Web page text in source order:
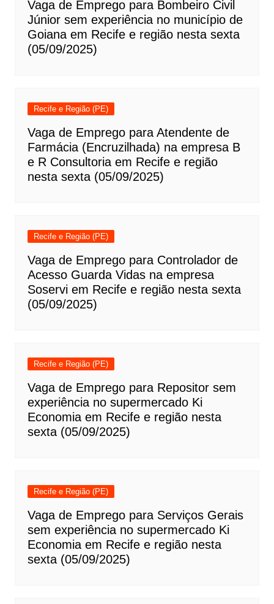
Vaga de Emprego para Bombeiro Civil
Júnior sem experiência no município de
Goiana em Recife e região nesta sexta
(05/09/2025)
Recife e Região (PE)
Vaga de Emprego para Atendente de
Farmácia (Encruzilhada) na empresa B
e R Consultoria em Recife e região
nesta sexta (05/09/2025)
Recife e Região (PE)
Vaga de Emprego para Controlador de
Acesso Guarda Vidas na empresa
Soservi em Recife e região nesta sexta
(05/09/2025)
Recife e Região (PE)
Vaga de Emprego para Repositor sem
experiência no supermercado Ki
Economia em Recife e região nesta
sexta (05/09/2025)
Recife e Região (PE)
Vaga de Emprego para Serviços Gerais
sem experiência no supermercado Ki
Economia em Recife e região nesta
sexta (05/09/2025)